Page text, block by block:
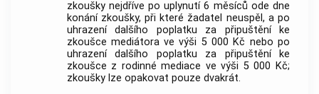
zkoušky nejdříve po uplynutí 6 měsíců ode dne
konání zkoušky, při které žadatel neuspěl, a po
uhrazení dalšího poplatku za připuštění ke
zkoušce mediátora ve výši 5 000 Kč nebo po
uhrazení dalšího poplatku za připuštění ke
zkoušce z rodinné mediace ve výši 5 000 Kč;
zkoušky lze opakovat pouze dvakrát.